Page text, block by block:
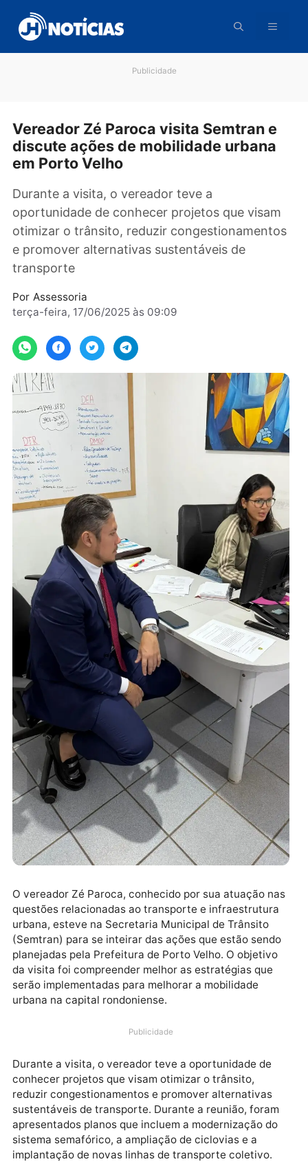
para
conteúdo
Vereador Zé Paroca visita Semtran e
discute ações de mobilidade urbana
Durante a visita, o vereador teve a
oportunidade de conhecer projetos que
otimizar o trânsito, reduzir
e promover alternativas sustentáveis de
transporte
terça-feira, 17/06/2025 às 09:09
O vereador Zé Paroca, conhecido por sua atuação
questões relacionadas ao transporte e
urbana, esteve na Secretaria Municipal de Trânsito
planejadas pela Prefeitura de Porto Velho. O objetivo
da visita foi compreender melhor as estratégias que
serão implementadas para melhorar a mobilidade
urbana na capital rondoniense.
Publicidade